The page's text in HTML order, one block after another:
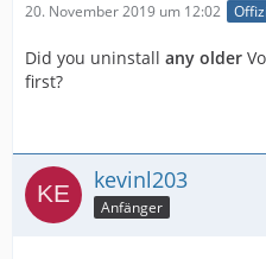
20. November 2019 um 12:02
Did you uninstall any older
first?
kevinl203
Anfänger